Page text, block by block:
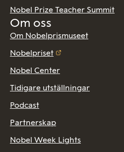
Nobel Prize Teacher Summit
Om oss
Om Nobelprismuseet
Nobelpriset
Nobel Center
Tidigare utställningar
Podcast
Partnerskap
Nobel Week Lights